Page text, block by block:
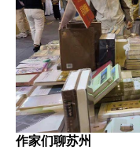
作家们聊苏州